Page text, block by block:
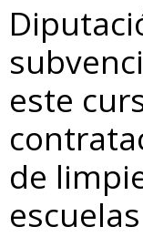
este
de